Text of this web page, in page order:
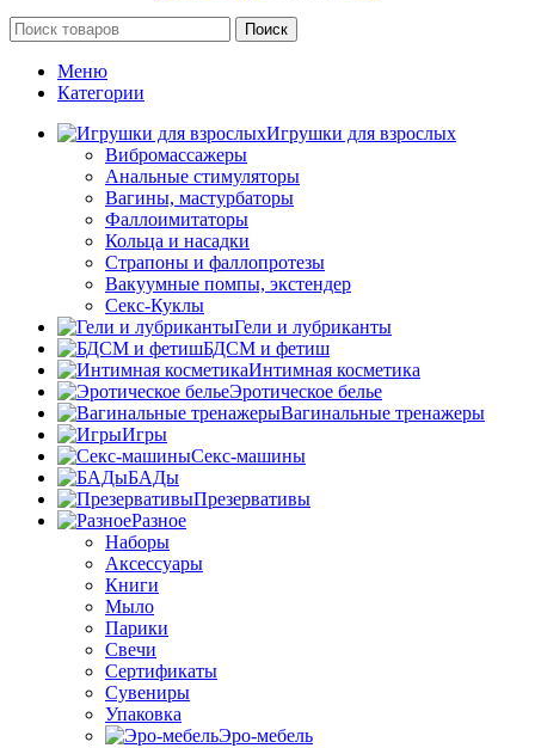
Поиск
Меню
Категории
Игрушки для взрослых
Вибромассажеры
Анальные стимуляторы
Вагины, мастурбаторы
Фаллоимитаторы
Кольца и насадки
Страпоны и фаллопротезы
Вакуумные помпы, экстендер
Секс-Куклы
Гели и лубриканты
БДСМ и фетиш
Интимная косметика
Эротическое белье
Вагинальные тренажеры
Игры
Секс-машины
БАДы
Презервативы
Разное
Наборы
Аксессуары
Книги
Мыло
Парики
Свечи
Сертификаты
Сувениры
Упаковка
Эро-мебель